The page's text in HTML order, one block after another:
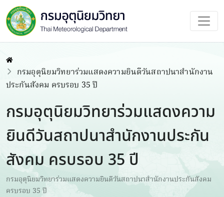
กรมอุตุนิยมวิทยาร่วมแสดงความยินดีวันสถาปนาสำนักงาน
ประกันสังคม ครบรอบ 35 ปี
กรมอุตุนิยมวิทยาร่วมแสดงความ
ยินดีวันสถาปนาสำนักงานประกัน
สังคม ครบรอบ 35 ปี
กรมอุตุนิยมวิทยาร่วมแสดงความยินดีวันสถาปนาสำนักงานประกันสังคม
ครบรอบ 35 ปี